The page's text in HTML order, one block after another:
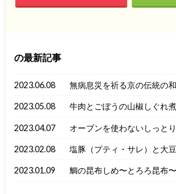
の最新記事
2023.06.08 無病息災を祈る京の伝統の
2023.05.08 牛肉とごぼうの山椒しぐれ煮
2023.04.07 オーブンを使わないしっと
2023.02.08 塩豚（プティ・サレ）と大
2023.01.09 鯛の昆布しめ〜とろろ昆布〜